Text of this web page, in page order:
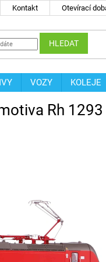
Kontakt Otevírací
HLEDAT
VOZY KOLEJE
Rh